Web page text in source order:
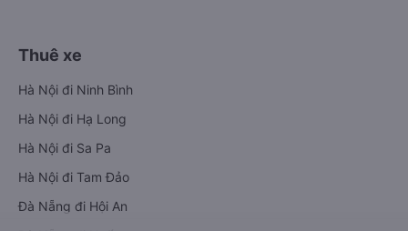
Thuê xe
Hà Nội đi Ninh Bình
Hà Nội đi Hạ Long
Hà Nội đi Sa Pa
Hà Nội đi Tam Đảo
Đà Nẵng đi Hội An